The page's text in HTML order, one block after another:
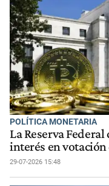
POLÍTICA MONETARIA
La Reserva
interés en
29-07-2026 15:48